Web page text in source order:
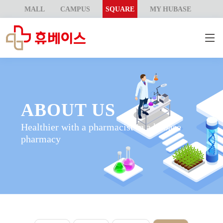
MALL CAMPUS SQUARE MY HUBASE
ABOUT US
Healthier with a pharmacist in a hubase
pharmacy